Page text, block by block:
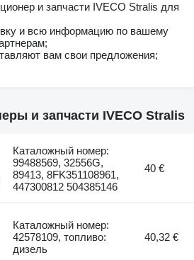
и запчасти IVECO Stralis для
и всю информацию по вашему
вам свои предложения;
и запчасти IVECO Stralis
Каталожный номер:
99488569, 32556G,
89413, 8FK351108961,
447300812 504385146
40 €
Каталожный номер:
42578109, топливо:
дизель
40,32 €